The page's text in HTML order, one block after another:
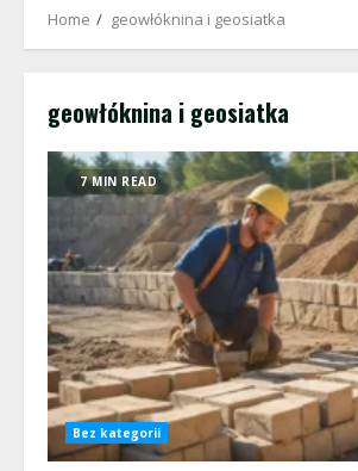
Home geowłóknina i geosiatka
geowłóknina i geosiatka
7 MIN READ
Bez kategorii